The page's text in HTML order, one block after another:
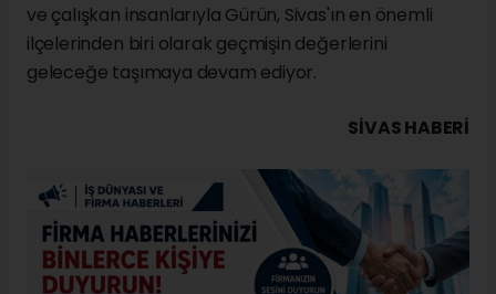
ve çalışkan insanlarıyla Gürün, Sivas'ın en önemli
ilçelerinden biri olarak geçmişin değerlerini
geleceğe taşımaya devam ediyor.
SIVAS HABERİ